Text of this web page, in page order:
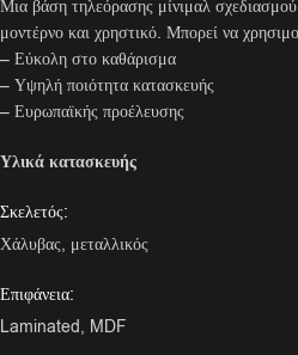
Μια βάση τηλεόρασης μίνιμαλ
μοντέρνο και χρηστικό. Μπορεί να
– Εύκολη στο καθάρισμα
– Υψηλή ποιότητα κατασκευής
– Ευρωπαϊκής προέλευσης
Υλικά κατασκευής
Σκελετός:
Χάλυβας, μεταλλικός
Επιφάνεια:
Laminated, MDF